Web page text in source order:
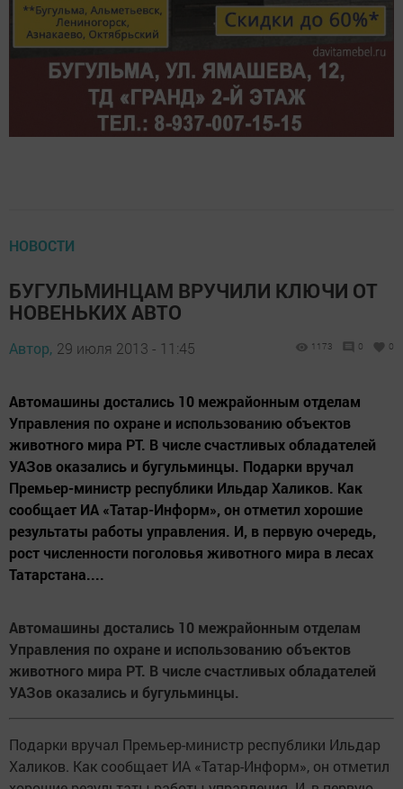
НОВОСТИ
БУГУЛЬМИНЦАМ ВРУЧИЛИ КЛЮЧИ ОТ
НОВЕНЬКИХ АВТО
Автор, 29 июля 2013 - 11:45 1173 0 0
Автомашины достались 10 межрайонным отделам
Управления по охране и использованию объектов
животного мира РТ. В числе счастливых обладателей
УАЗов оказались и бугульминцы. Подарки вручал
Премьер-министр республики Ильдар Халиков. Как
сообщает ИА «Татар-Информ», он отметил хорошие
результаты работы управления. И, в первую очередь,
рост численности поголовья животного мира в лесах
Татарстана....
Автомашины достались 10 межрайонным отделам
Управления по охране и использованию объектов
животного мира РТ. В числе счастливых обладателей
УАЗов оказались и бугульминцы.
Подарки вручал Премьер-министр республики Ильдар
Халиков. Как сообщает ИА «Татар-Информ», он отметил